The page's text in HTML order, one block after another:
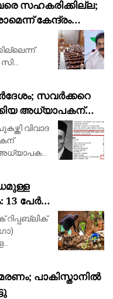
സഹകരിക്കില്ല;
കേന്ദ്രം
സവർക്കറെ
അധ്യാപകന്
വിവാദ
ചെയ്തത്.
പേർ
പാകിസ്താനിൽ